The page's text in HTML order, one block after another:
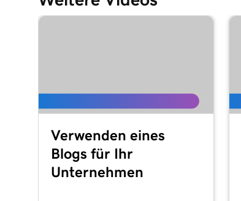
Verwenden eines
Blogs für Ihr
Unternehmen